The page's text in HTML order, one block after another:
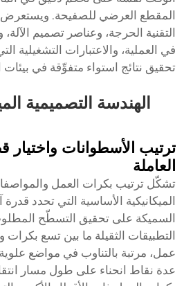
المقطع العرضي للصفيحة. ويستعرض
التقنية الحرجة، وعناصر تصميم
في العملية، والاعتبارات التشغيلية
تحقيق نتائج استواء متفوِّقة في بيئات
الهندسة التصميمية
ترتيب الأسطوانات واختيار
العاملة
تشكّل ترتيب بكرات العمل
الميكانيكية الأساسية التي تحدد
السميكة على تحقيق التسطّح
التطبيقات الثقيلة ما بين تسع
عمل، مرتبة بالتناوب في مواضع
عدة نقاط انحناء على طول مسار